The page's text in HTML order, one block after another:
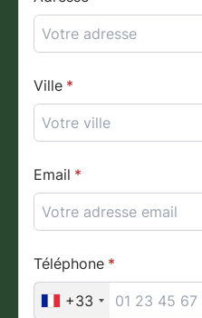
Ville
Email
Téléphone
+33